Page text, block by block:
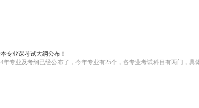
专业课考试大纲公布！
专业及考纲已经公布了，今年专业有25个，各专业考试科目有两门，具